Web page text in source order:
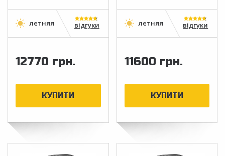
відгуки
12770 грн.
відгуки
11600 грн.